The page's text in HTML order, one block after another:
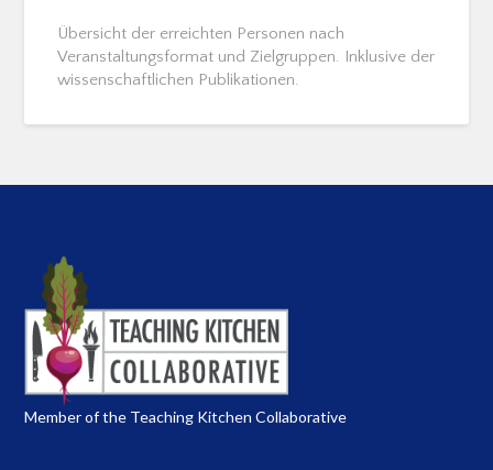
Übersicht der erreichten Personen nach
Veranstaltungsformat und Zielgruppen. Inklusive der
wissenschaftlichen Publikationen.
Member of the Teaching Kitchen Collaborative